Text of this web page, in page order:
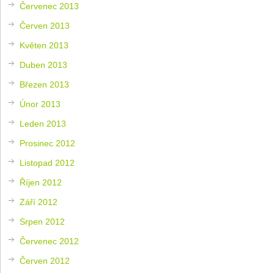
Červenec 2013
Červen 2013
Květen 2013
Duben 2013
Březen 2013
Únor 2013
Leden 2013
Prosinec 2012
Listopad 2012
Říjen 2012
Září 2012
Srpen 2012
Červenec 2012
Červen 2012